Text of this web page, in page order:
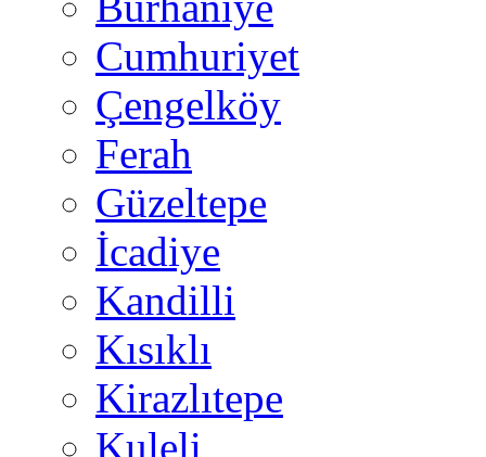
Cumhuriyet
Çengelköy
Ferah
Güzeltepe
İcadiye
Kandilli
Kısıklı
Kirazlıtepe
Kuleli